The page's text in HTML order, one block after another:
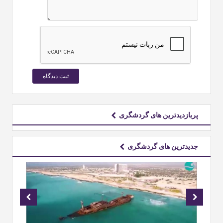
پربازدیدترین های گردشگری
جدیدترین های گردشگری